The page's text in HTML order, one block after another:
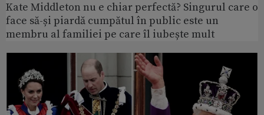
Kate Middleton nu e chiar perfectă? Singurul care o
face să-și piardă cumpătul în public este un
membru al familiei pe care îl iubește mult